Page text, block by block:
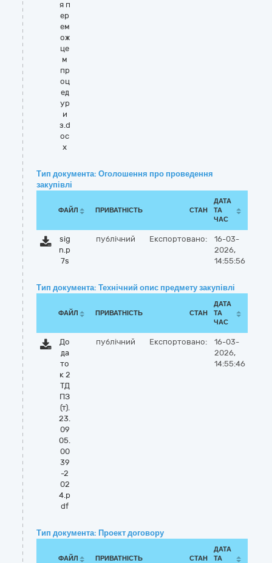
я п
ер
ем
ож
це
м
пр
оц
ед
ур
и
з.d
oc
x
Тип документа: Оголошення про проведення
закупівлі
ФАЙЛ ПРИВАТНІСТЬ СТАН
ДАТА
ТА
ЧАС
sig
n.p
7s
публічний Експортовано:
16-03-
2026,
14:55:56
Тип документа: Технічний опис предмету закупівлі
ФАЙЛ ПРИВАТНІСТЬ СТАН
ДАТА
ТА
ЧАС
До
да
то
к 2
ТД
ПЗ
(т).
23.
09
05.
00
39
-2
02
4.p
df
публічний Експортовано:
16-03-
2026,
14:55:46
Тип документа: Проект договору
ФАЙЛ ПРИВАТНІСТЬ СТАН
ДАТА
ТА